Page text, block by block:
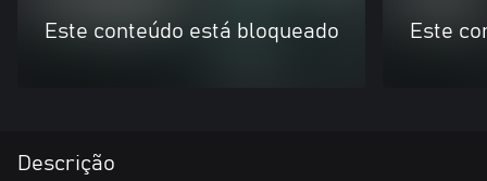
Este conteúdo está bloqueado Este
Descrição